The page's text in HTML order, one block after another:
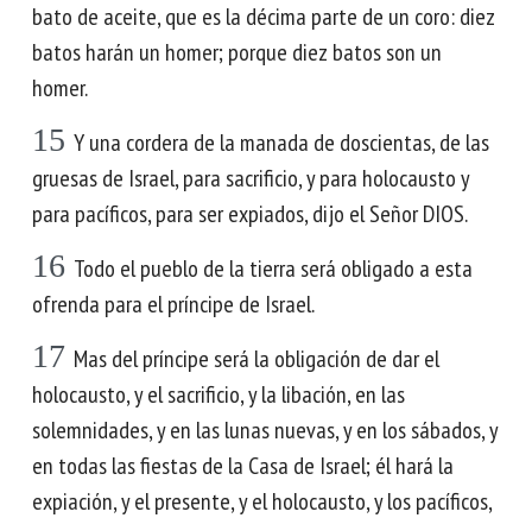
bato de aceite, que es la décima parte de un coro: diez
batos harán un homer; porque diez batos son un
homer.
15 Y una cordera de la manada de doscientas, de las
gruesas de Israel, para sacrificio, y para holocausto y
para pacíficos, para ser expiados, dijo el Señor DIOS.
16 Todo el pueblo de la tierra será obligado a esta
ofrenda para el príncipe de Israel.
17 Mas del príncipe será la obligación de dar el
holocausto, y el sacrificio, y la libación, en las
solemnidades, y en las lunas nuevas, y en los sábados, y
en todas las fiestas de la Casa de Israel; él hará la
expiación, y el presente, y el holocausto, y los pacíficos,